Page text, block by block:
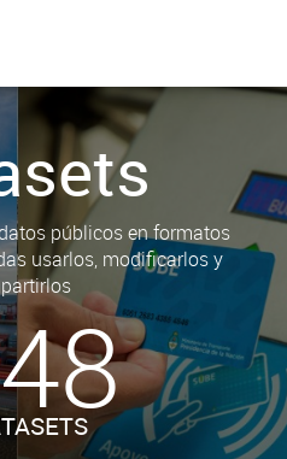
públicos en formatos
usarlos, modificarlos y